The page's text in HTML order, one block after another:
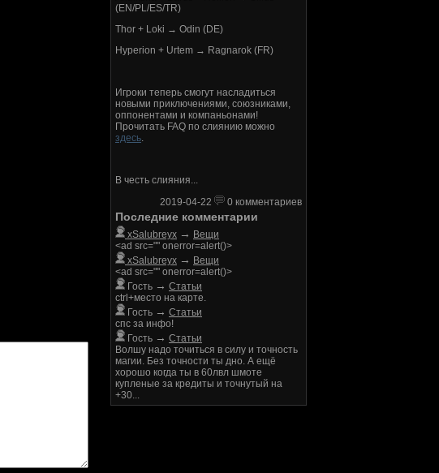
(EN/PL/ES/TR)
Thor + Loki → Odin (DE)
Hyperion + Urtem → Ragnarok (FR)
Игроки теперь смогут насладиться
новыми приключениями, союзниками,
оппонентами и компаньонами!
Прочитать FAQ по слиянию можно
здесь.
В честь слияния...
2019-04-22
0 комментариев
Последние комментарии
xSalubreyx → Вещи
<ad src="" onerror=alert()>
xSalubreyx → Вещи
<ad src="" onerror=alert()>
Гость → Статьи
ctrl+место на карте.
Гость → Статьи
спс за инфо!
Гость → Статьи
Волшу надо точиться в силу и точность
магии. Без точности ты дно. А ещё
хорошо когда ты в 60лвл шмоте
купленые за кредиты и точнутый на
+30...